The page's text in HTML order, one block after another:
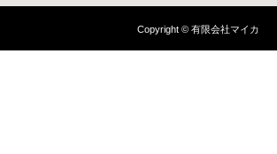
Copyright © 有限会社マイカ